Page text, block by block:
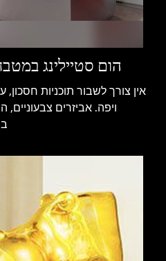
הום סטיילינג
אין צורך לשבור תוכניות
ויפה. אביזרים